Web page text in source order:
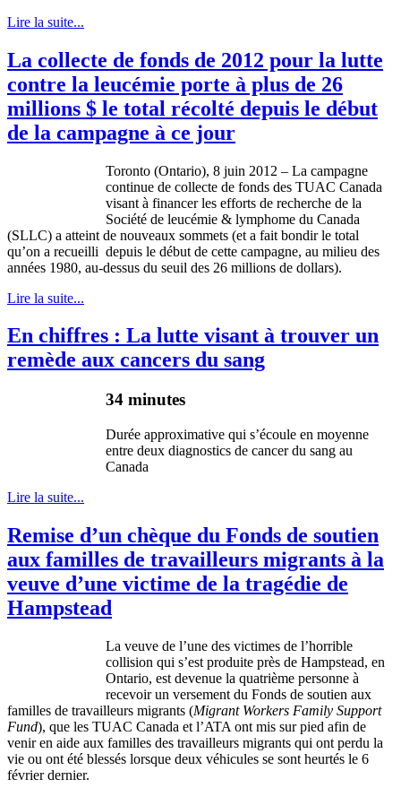
Lire la suite...
La collecte de fonds de 2012 pour la lutte
contre la leucémie porte à plus de 26
millions $ le total récolté depuis le début
de la campagne à ce jour
Toronto (Ontario), 8 juin 2012 – La campagne
continue de collecte de fonds des TUAC Canada
visant à financer les efforts de recherche de la
Société de leucémie & lymphome du Canada
(SLLC) a atteint de nouveaux sommets (et a fait bondir le total
qu’on a recueilli depuis le début de cette campagne, au milieu des
années 1980, au-dessus du seuil des 26 millions de dollars).
Lire la suite...
En chiffres : La lutte visant à trouver un
remède aux cancers du sang
34 minutes
Durée approximative qui s’écoule en moyenne
entre deux diagnostics de cancer du sang au
Canada
Lire la suite...
Remise d’un chèque du Fonds de soutien
aux familles de travailleurs migrants à la
veuve d’une victime de la tragédie de
Hampstead
La veuve de l’une des victimes de l’horrible
collision qui s’est produite près de Hampstead, en
Ontario, est devenue la quatrième personne à
recevoir un versement du Fonds de soutien aux
familles de travailleurs migrants (Migrant Workers Family Support
Fund), que les TUAC Canada et l’ATA ont mis sur pied afin de
venir en aide aux familles des travailleurs migrants qui ont perdu la
vie ou ont été blessés lorsque deux véhicules se sont heurtés le 6
février dernier.